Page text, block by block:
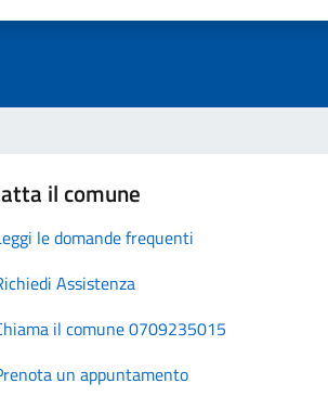
il comune
le domande frequenti
Assistenza
il comune 0709235015
un appuntamento